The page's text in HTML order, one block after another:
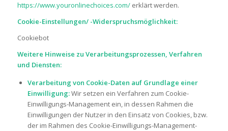
https://www.youronlinechoices.com/erklärt werden.
Cookie-Einstellungen/ -Widerspruchsmöglichkeit:
Cookiebot
Weitere Hinweise zu Verarbeitungsprozessen, Verfahren
und Diensten:
Verarbeitung von Cookie-Daten auf Grundlage einer
Einwilligung:Wir setzen ein Verfahren zum Cookie-
Einwilligungs-Management ein, in dessen Rahmen die
Einwilligungen der Nutzer in den Einsatz von Cookies, bzw.
der im Rahmen des Cookie-Einwilligungs-Management-